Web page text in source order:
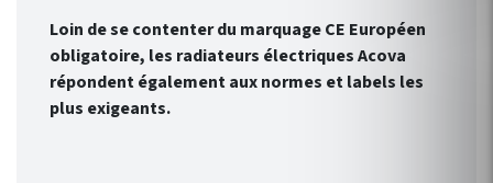
Loin de se contenter du marquage CE Européen
obligatoire, les radiateurs électriques Acova
répondent également aux normes et labels les
plus exigeants.